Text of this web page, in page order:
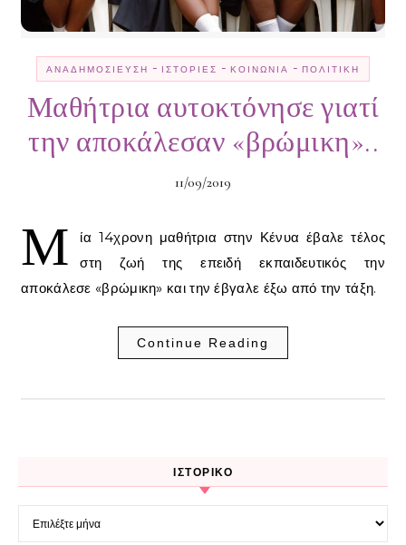
ΑΝΑΔΗΜΟΣΊΕΥΣΗ - ΙΣΤΟΡΊΕΣ - ΚΟΙΝΩΝΊΑ - ΠΟΛΙΤΙΚΉ
Μαθήτρια αυτοκτόνησε γιατί
την αποκάλεσαν «βρώμικη»..
11/09/2019
Μ
ία 14χρονη μαθήτρια στην Κένυα έβαλε τέλος
στη ζωή της επειδή εκπαιδευτικός την
αποκάλεσε «βρώμικη» και την έβγαλε έξω από την τάξη.
Continue Reading
ΙΣΤΟΡΙΚΌ
Ιστορικό